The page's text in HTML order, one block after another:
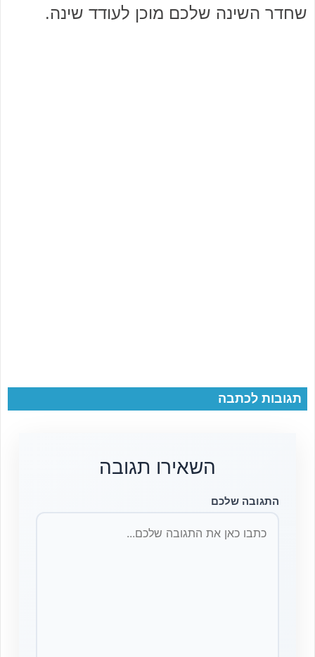
שחדר השינה שלכם מוכן לעודד שינה.
תגובות לכתבה
השאירו תגובה
התגובה שלכם